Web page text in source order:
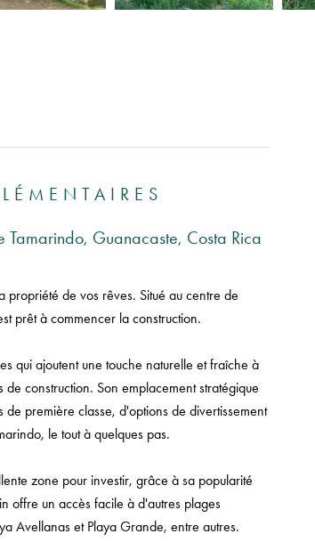
Guanacaste, Costa Rica
de vos rêves. Situé au centre de
prêt à commencer la construction.
qui ajoutent une touche naturelle et fraîche à
construction. Son emplacement stratégique
première classe, d'options de divertissement
le tout à quelques pas.
zone pour investir, grâce à sa popularité
offre un accès facile à d'autres plages
Avellanas et Playa Grande, entre autres.